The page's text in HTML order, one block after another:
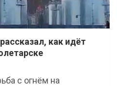
как идёт
с огнём на